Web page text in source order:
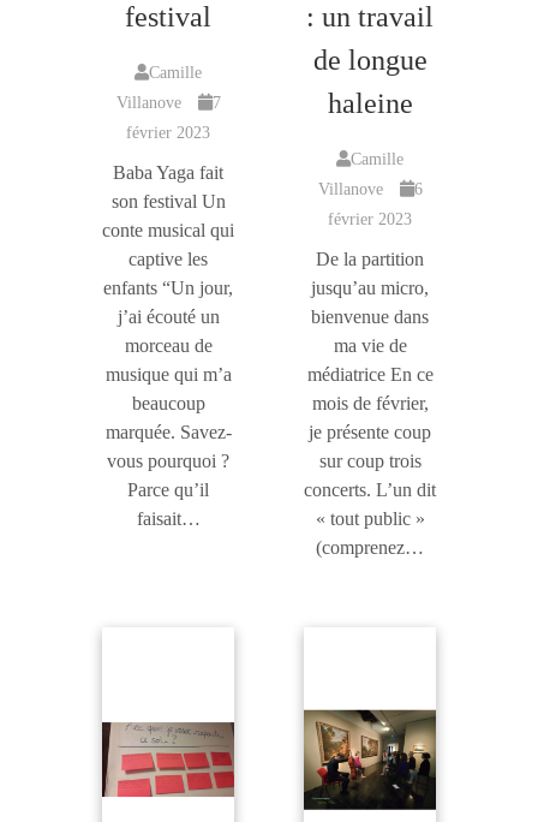
festival
Camille
Villanove
7
février 2023
Baba Yaga fait
son festival Un
conte musical qui
captive les
enfants “Un jour,
j’ai écouté un
morceau de
musique qui m’a
beaucoup
marquée. Savez-
vous pourquoi ?
Parce qu’il
faisait…
: un travail
de longue
haleine
Camille
Villanove
6
février 2023
De la partition
jusqu’au micro,
bienvenue dans
ma vie de
médiatrice En ce
mois de février,
je présente coup
sur coup trois
concerts. L’un dit
« tout public »
(comprenez…